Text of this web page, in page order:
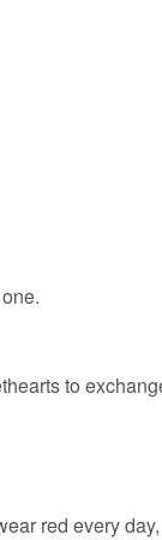
to
red every